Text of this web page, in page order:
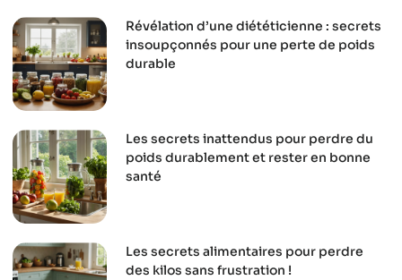
Révélation d’une diététicienne : secrets
insoupçonnés pour une perte de poids
durable
Les secrets inattendus pour perdre du
poids durablement et rester en bonne
santé
Les secrets alimentaires pour perdre
des kilos sans frustration !